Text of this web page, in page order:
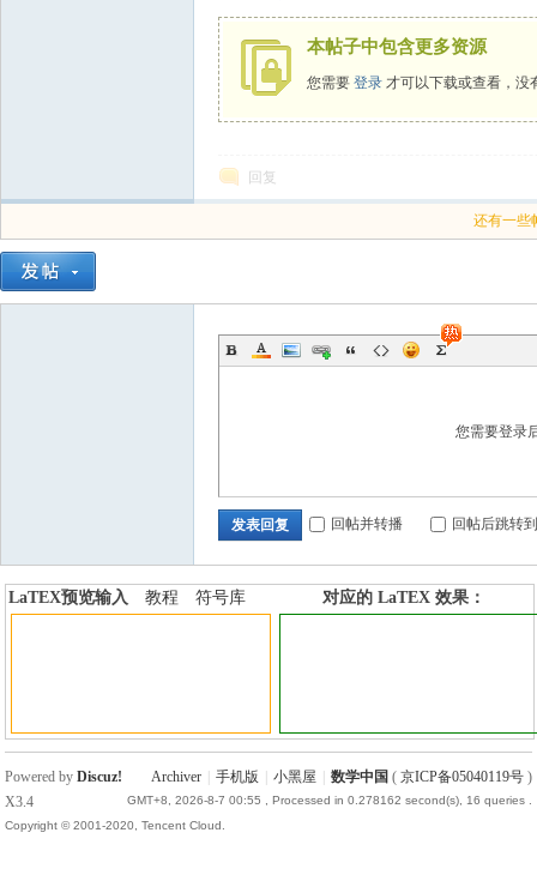
本帖子中包含更多资源
您需要 登录 才可以下载或查看，没
回复
还有一些
您需要登录
发表回复 回帖并转播 回帖后跳转
LaTEX预览输入 教程
符号库
对应的 LaTEX 效果：
Archiver 手机版 小黑屋 数学中国 ( 京ICP备05040119号)
GMT+8, 2026-8-7 00:55 , Processed in 0.278162 second(s), 16 queries .
Powered byDiscuz!
X3.4
Copyright © 2001-2020, Tencent Cloud.